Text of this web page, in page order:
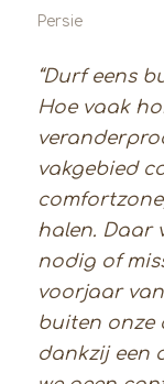
Persie
“Durf eens
Hoe vaak
vakgebied
halen. Daar
nodig of
voorjaar
buiten onze
dankzij een